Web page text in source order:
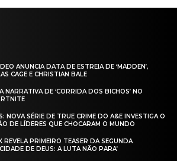
ANUNCIA DATA DE ESTREIA DE ‘MADDEN’,
CAGE E CHRISTIAN BALE
NARRATIVA DE ‘CORRIDA DOS BICHOS’ NO
NOVA SÉRIE DE TRUE CRIME DO A&E INVESTIGA O
DE LÍDERES QUE CHOCARAM O MUNDO
PRIMEIRO TEASER DA SEGUNDA
DE DEUS: A LUTA NÃO PARA’